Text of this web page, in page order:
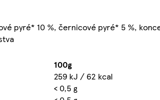
pyré* 10 %, černicové pyré* 5 %,
100g
259 kJ / 62 kcal
< 0,5 g